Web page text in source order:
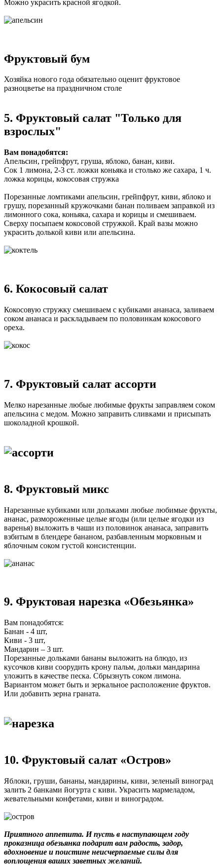
Можно украсить красной ягодкой.
Фруктовый бум
Хозяйка нового года обязательно оценит фруктовое
разноцветье на праздничном столе
5. Фруктовый салат "Только для
взрослых"
Вам понадобятся:
Апельсин, грейпфрут, груша, яблоко, банан, киви.
Сок 1 лимона, 2-3 ст. ложки коньяка и столько же сахара, 1 ч.
ложка корицы, кокосовая стружка
Порезанные ломтиками апельсин, грейпфрут, киви, яблоко и
грушу, порезанный кружочками банан поливаем заправкой из
лимонного сока, коньяка, сахара и корицы и смешиваем.
Сверху посыпаем кокосовой стружкой. Край вазы можно
украсить долькой киви или апельсина.
6. Кокосовый салат
Кокосовую стружку смешиваем с кубиками ананаса, заливаем
соком ананаса и раскладываем по половинкам кокосового
ореха.
7. Фруктовый салат ассорти
Мелко нарезанные любые любимые фрукты заправляем соком
апельсина с медом. Можно заправить сливками и присыпать
шоколадной крошкой.
8. Фруктовый микс
Нарезанные кубиками или дольками любые любимые фрукты,
ананас, размороженные целые ягоды (или целые ягодки из
варенья) выложить в чаши из половинок ананаса, заправить
взбитым в блендере бананом, разбавленным морковным и
яблочным соком густой консистенции.
9. Фруктовая нарезка «Обезьянка»
Вам понадобятся:
Банан - 4 шт,
Киви - 3 шт,
Мандарин – 3 шт.
Порезанные дольками бананы выложить на блюдо, из
кусочков киви соорудить крону пальм, дольки мандарина
уложить в качестве песка. Сбрызнуть соком лимона.
Вариантом может быть и зеркальное расположение фруктов.
Или добавить зерна граната.
10. Фруктовый салат «Остров»
Яблоки, груши, бананы, мандарины, киви, зеленый виноград
залить 2 банками йогурта с киви. Украсить мармеладом,
жевательными конфетами, киви и виноградом.
Приятного аппетита. И пусть в наступающем году
проказница обезьянка подарит вам радость, задор,
вдохновение и поистине неисчерпаемые силы для
воплощения ваших заветных желаний.